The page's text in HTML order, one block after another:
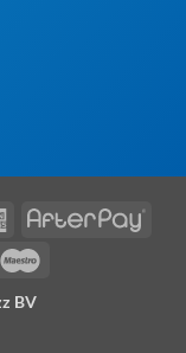
American
Express
BV